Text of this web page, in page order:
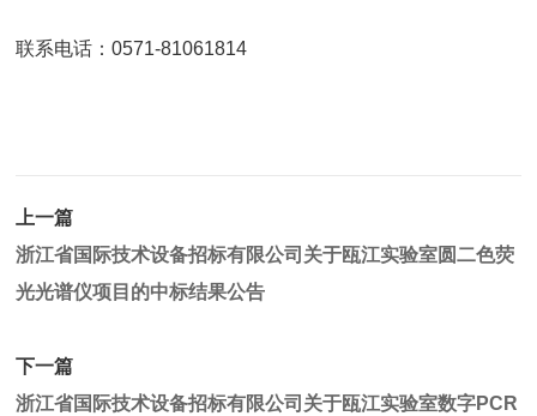
联系电话：0571-81061814
上一篇
浙江省国际技术设备招标有限公司关于瓯江实验室圆二色荧
光光谱仪项目的中标结果公告
下一篇
浙江省国际技术设备招标有限公司关于瓯江实验室数字PCR